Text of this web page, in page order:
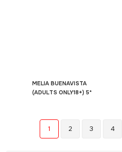
MELIA BUENAVISTA
(ADULTS ONLY18+) 5*
1 2 3 4